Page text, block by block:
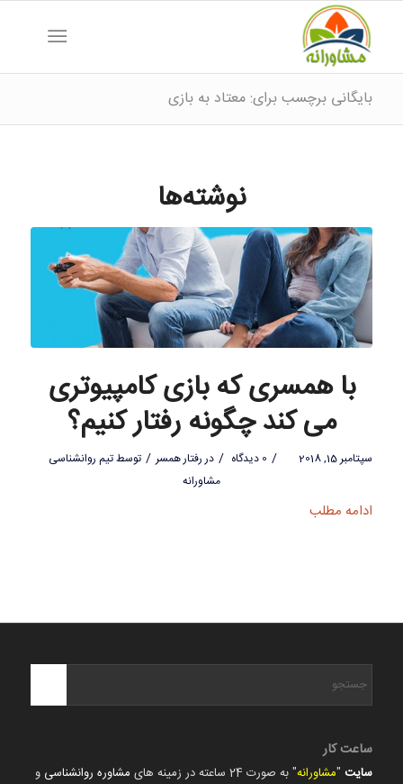
بایگانی برچسب برای: معتاد به بازی
نوشته‌ها
با همسری که بازی کامپیوتری
می کند چگونه رفتار کنیم؟
سپتامبر 15, 2018 / 0 دیدگاه / دررفتار همسر / توسطتیم روانشناسی
مشاورانه
ادامه مطلب
ساعت کار
سایت"مشاورانه" به صورت 24 ساعته در زمینه های مشاوره روانشناسی و